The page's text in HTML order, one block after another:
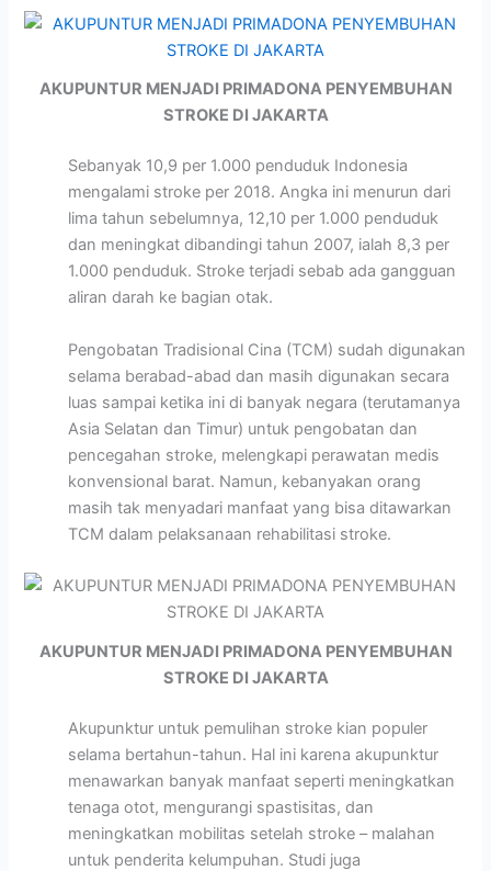
AKUPUNTUR MENJADI PRIMADONA PENYEMBUHAN
STROKE DI JAKARTA
Sebanyak 10,9 per 1.000 penduduk Indonesia
mengalami stroke per 2018. Angka ini menurun dari
lima tahun sebelumnya, 12,10 per 1.000 penduduk
dan meningkat dibandingi tahun 2007, ialah 8,3 per
1.000 penduduk. Stroke terjadi sebab ada gangguan
aliran darah ke bagian otak.
Pengobatan Tradisional Cina (TCM) sudah digunakan
selama berabad-abad dan masih digunakan secara
luas sampai ketika ini di banyak negara (terutamanya
Asia Selatan dan Timur) untuk pengobatan dan
pencegahan stroke, melengkapi perawatan medis
konvensional barat. Namun, kebanyakan orang
masih tak menyadari manfaat yang bisa ditawarkan
TCM dalam pelaksanaan rehabilitasi stroke.
AKUPUNTUR MENJADI PRIMADONA PENYEMBUHAN
STROKE DI JAKARTA
Akupunktur untuk pemulihan stroke kian populer
selama bertahun-tahun. Hal ini karena akupunktur
menawarkan banyak manfaat seperti meningkatkan
tenaga otot, mengurangi spastisitas, dan
meningkatkan mobilitas setelah stroke – malahan
untuk penderita kelumpuhan. Studi juga